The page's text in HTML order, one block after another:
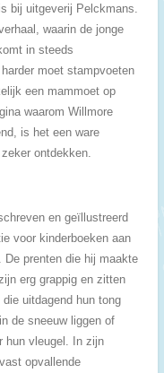
bij uitgeverij Pelckmans.
waarin de jonge
in steeds
moet stampvoeten
een mammoet op
waarom Willmore
is het een ware
ontdekken.
en geïllustreerd
voor kinderboeken aan
prenten die hij maakte
erg grappig en zitten
uitdagend hun tong
de sneeuw liggen of
hun vleugel. In zijn
opvallende